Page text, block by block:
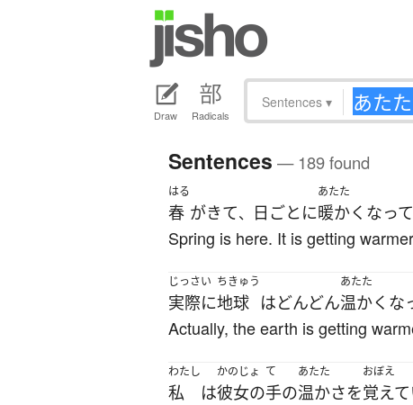
Draw Radicals
Sentences ▾
Sentences — 189 found
はる
春 がきて、 日ごとに
あたた
暖かく なって
Spring is here. It is getting
じっさい
実際に
ちきゅう
地球 はどんどん
あたた
温かく な
Actually, the earth is getting
わたし
私 は
かのじょ
彼女の
て
手の
あたた
温かさを
おぼえ
覚え